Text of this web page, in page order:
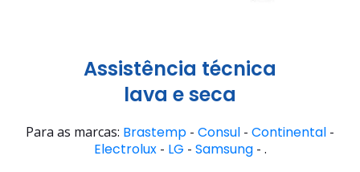
Assistência técnica
lava e seca
Para as marcas: Brastemp - Consul - Continental -
Electrolux- LG - Samsung- .